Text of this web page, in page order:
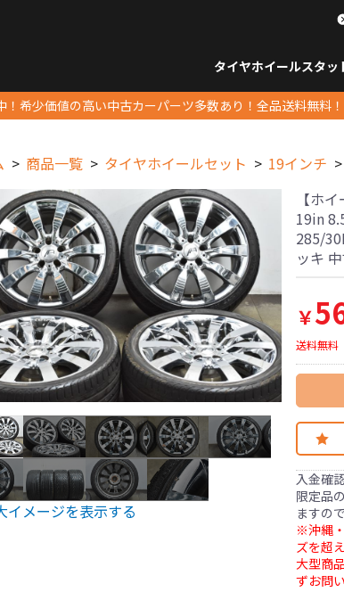
タイヤホイールスタッ
！希少価値の高い中古カーパーツ多数あり！全品送料無料！
商品一覧 タイヤホイールセット 19インチ
イメージを表示する
【ホ
19in
285/
ッキ
￥
送料無料
入金確
限定品
ますの
※沖縄
ズを超
大型商
ずお問